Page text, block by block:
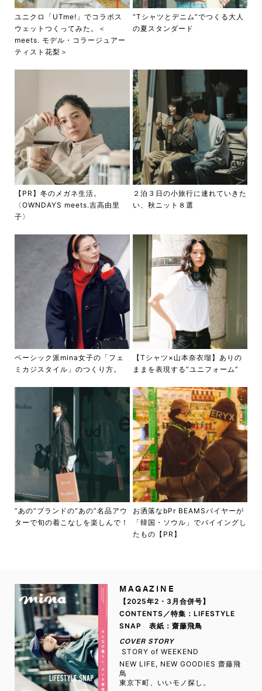
ユニクロ「UTme!」でコラボス
ウェットつくってみた。＜
meets. モデル・コラージュアー
ティスト花梨＞
“Tシャツとデニム”でつくる大人
の夏スタンダード
【PR】冬のメガネ生活。
〈OWNDAYS meets.吉高由里
子〉
２泊３日の小旅行に連れていきた
い、秋ニット８選
ベーシック派mina女子の「フェ
ミカジスタイル」のつくり方。
【Tシャツ×山本奈衣瑠】ありの
ままを表現する”ユニフォーム”
“あの”ブランドの“あの”名品アウ
ターで旬の着こなしを楽しんで！
お洒落なbPr BEAMSバイヤーが
「韓国・ソウル」でバイイングし
たもの【PR】
MAGAZINE
【2025年2・3月合併号】
CONTENTS／特集：LIFESTYLE
SNAP 表紙：齋藤飛鳥
COVER STORY
STORY of WEEKEND
NEW LIFE, NEW GOODIES 齋藤飛
鳥
東京下町、いいモノ探し。